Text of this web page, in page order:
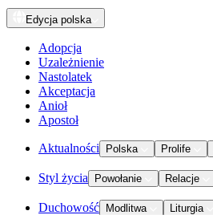
Edycja polska
Adopcja
Uzależnienie
Nastolatek
Akceptacja
Anioł
Apostoł
Aktualności Polska Prolife
Styl życia Powołanie Relacje
Duchowość Modlitwa Liturgia